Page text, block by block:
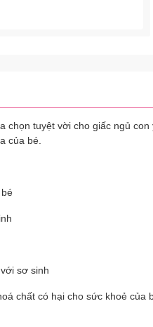
chọn tuyệt vời cho giấc ngủ
của bé.
sơ sinh
chất có hại cho sức khoẻ của